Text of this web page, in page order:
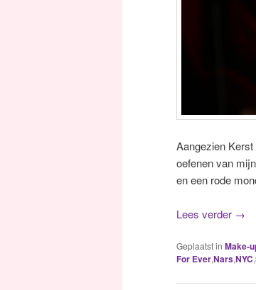
Aangezien
oefenen van
en een rode
Lees verder →
Geplaatst in Make-
For Ever,Nars,NYC,